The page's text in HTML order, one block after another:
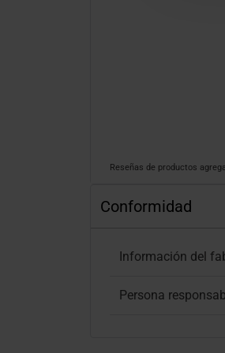
Reseñas de productos
Conformidad
Información del
Persona